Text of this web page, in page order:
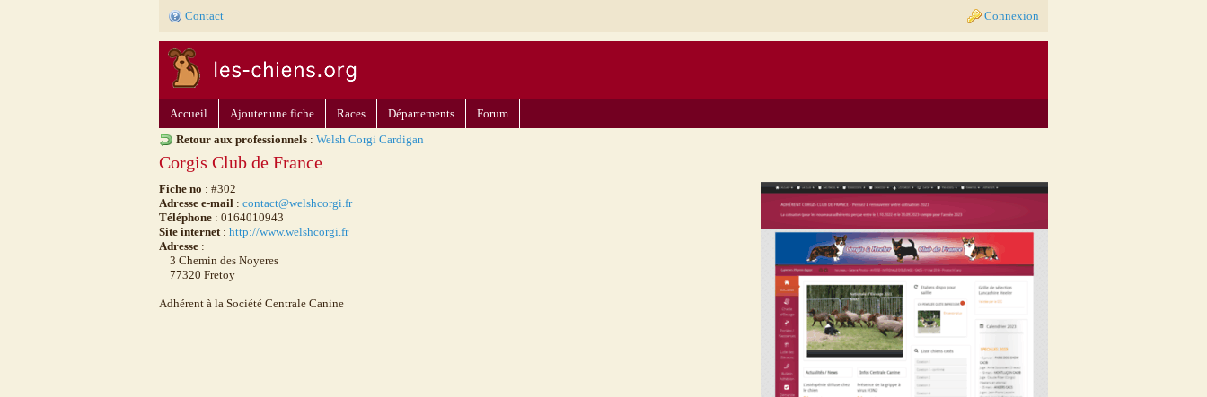
Contact Connexion
Accueil Ajouter une fiche Races Départements
Forum
Retour aux professionnels : Welsh Corgi Cardigan
Corgis Club de France
Fiche no : #302
Adresse e-mail : contact@welshcorgi.fr
Téléphone : 0164010943
Site internet: http://www.welshcorgi.fr
Adresse :
3 Chemin des Noyeres
77320 Fretoy
Adhérent à la Société Centrale Canine